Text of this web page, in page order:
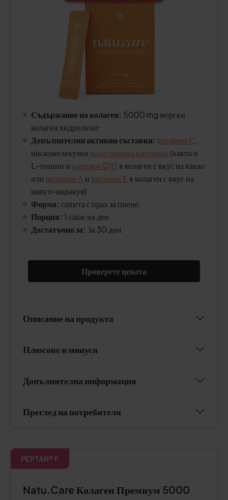
Съдържание на колаген: 5000 mg морски
колаген хидролизат
Допълнителни активни съставки: витамин С
нискомолекулна хиалуронова киселина (както и
L-теанин и коензим Q10 в колаген с вкус на какао
или витамин А и витамин Е в колаген с вкус на
манго-маракуя)
Форма: сашета с прах за пиене.
Порция: 1 саше на ден
Достатъчно за: За 30 дни
Проверете цената
Описание на продукта
Плюсове и минуси
Допълнителна информация
Преглед на потребителя
PEPTAN® F
Natu.Care Колаген Премиум 5000